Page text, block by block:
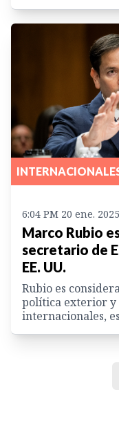
6:04 PM 20 ene. 2025
Marco Rubio
secretario de
EE. UU.
Rubio es
política exterior y
internacionales,